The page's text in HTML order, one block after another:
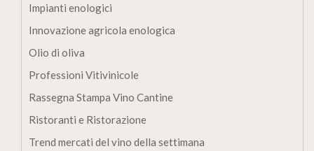
Impianti enologici
Innovazione agricola enologica
Olio di oliva
Professioni Vitivinicole
Rassegna Stampa Vino Cantine
Ristoranti e Ristorazione
Trend mercati del vino della settimana